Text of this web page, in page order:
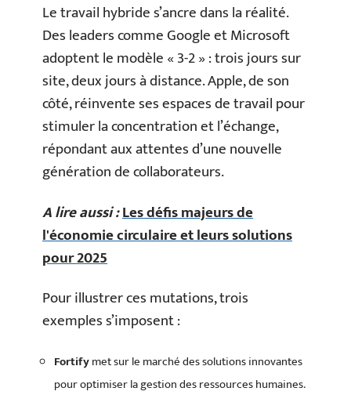
Le travail hybride s’ancre dans la réalité.
Des leaders comme Google et Microsoft
adoptent le modèle « 3-2 » : trois jours sur
site, deux jours à distance. Apple, de son
côté, réinvente ses espaces de travail pour
stimuler la concentration et l’échange,
répondant aux attentes d’une nouvelle
génération de collaborateurs.
A lire aussi :Les défis majeurs de
l'économie circulaire et leurs solutions
pour 2025
Pour illustrer ces mutations, trois
exemples s’imposent :
Fortifymet sur le marché des solutions innovantes
pour optimiser la gestion des ressources humaines.